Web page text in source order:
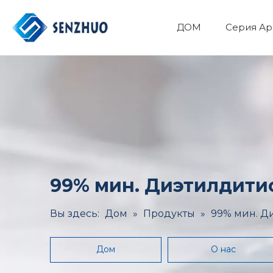
ДОМ Серия
99% мин.
Вы здесь: Дом » Продукты » 99% мин.
Дом О нас